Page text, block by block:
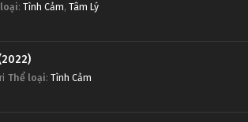
: Tình Cảm, Tâm Lý
Thể loại: Tình Cảm